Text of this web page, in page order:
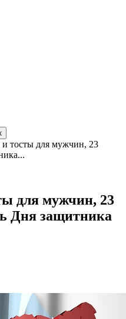
и тосты для мужчин, 23
для мужчин, 23
Дня защитника